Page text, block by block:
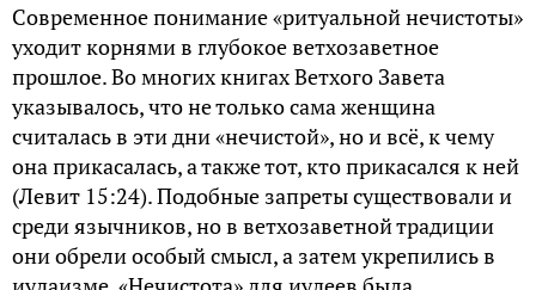
Современное понимание «ритуальной нечистоты»
уходит корнями в глубокое ветхозаветное
прошлое. Во многих книгах Ветхого Завета
указывалось, что не только сама женщина
считалась в эти дни «нечистой», но и всё, к чему
она прикасалась, а также тот, кто прикасался к ней
(Левит 15:24). Подобные запреты существовали и
среди язычников, но в ветхозаветной традиции
они обрели особый смысл, а затем укрепились в